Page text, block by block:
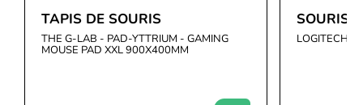
Couleur du produit
Puissance
TAPIS DE SOURIS
THE G-LAB - PAD-YTTRIUM - GAMING
MOUSE PAD XXL 900X400MM
SOURIS
LOGITECH -